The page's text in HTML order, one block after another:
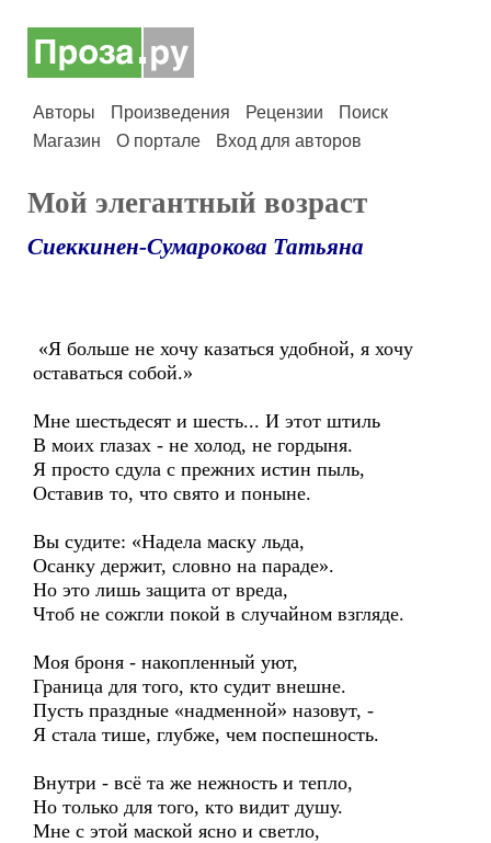
Авторы Произведения Рецензии
Поиск
Магазин
О портале Вход для авторов
Мой элегантный возраст
Сиеккинен-Сумарокова Татьяна
«Я больше не хочу казаться удобной, я хочу
оставаться собой.»
Мне шестьдесят и шесть... И этот штиль
В моих глазах - не холод, не гордыня.
Я просто сдула с прежних истин пыль,
Оставив то, что свято и поныне.
Вы судите: «Надела маску льда,
Осанку держит, словно на параде».
Но это лишь защита от вреда,
Чтоб не сожгли покой в случайном взгляде.
Моя броня - накопленный уют,
Граница для того, кто судит внешне.
Пусть праздные «надменной» назовут, -
Я стала тише, глубже, чем поспешность.
Внутри - всё та же нежность и тепло,
Но только для того, кто видит душу.
Мне с этой маской ясно и светло,